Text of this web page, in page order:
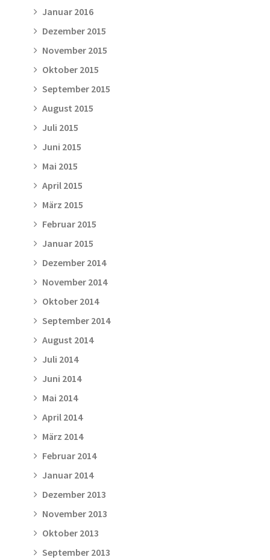
Januar 2016
Dezember 2015
November 2015
Oktober 2015
September 2015
August 2015
Juli 2015
Juni 2015
Mai 2015
April 2015
März 2015
Februar 2015
Januar 2015
Dezember 2014
November 2014
Oktober 2014
September 2014
August 2014
Juli 2014
Juni 2014
Mai 2014
April 2014
März 2014
Februar 2014
Januar 2014
Dezember 2013
November 2013
Oktober 2013
September 2013